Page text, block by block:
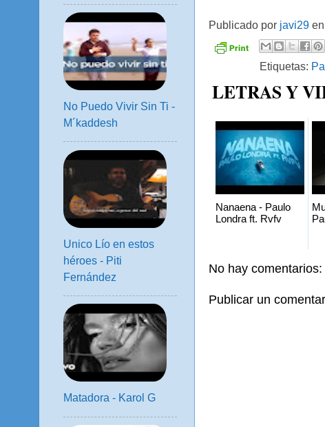
Publicado por javi29 en
Etiquetas:
LETRAS Y
Nanaena - Paulo
Londra ft. Rvfv
No hay comentarios:
Publicar un
No Puedo Vivir Sin Ti -
M´kaddesh
Unico Lío en estos
héroes - Piti
Fernández
Matadora - Karol G